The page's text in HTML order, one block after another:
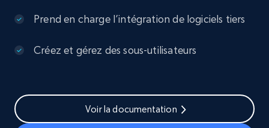
Prend en charge l’intégration de logiciels tiers
Créez et gérez des sous-utilisateurs
Voir la documentation